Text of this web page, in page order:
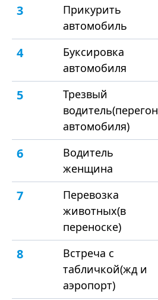
3
Прикурить
автомобиль
4
Буксировка
автомобиля
5
Трезвый
водитель(перегон
автомобиля)
6
Водитель
женщина
7
Перевозка
животных(в
переноске)
8
Встреча с
табличкой(жд и
аэропорт)